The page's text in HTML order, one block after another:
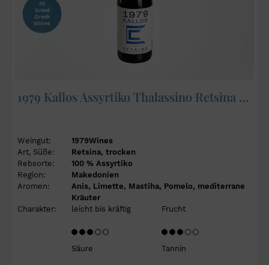
50
Great
Greek
Wines
1979 Kallos Assyrtiko Thalassino Retsina 2022
Weingut:
1979Wines
Art, Süße:
Retsina, trocken
Rebsorte:
100 % Assyrtiko
Region:
Makedonien
Aromen:
Anis, Limette, Mastiha, Pomelo, mediterrane
Kräuter
Charakter:
leicht bis kräftig Frucht
Säure Tannin